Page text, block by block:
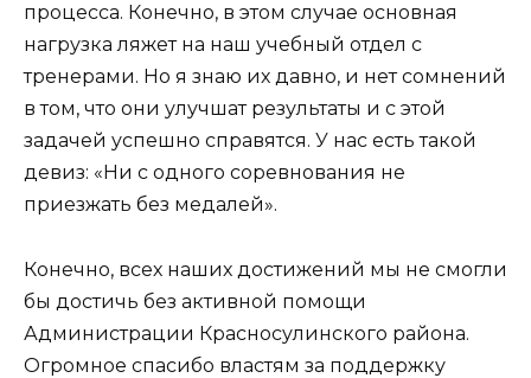
процесса. Конечно, в этом случае основная
нагрузка ляжет на наш учебный отдел с
тренерами. Но я знаю их давно, и нет сомнений
в том, что они улучшат результаты и с этой
задачей успешно справятся. У нас есть такой
девиз: «Ни с одного соревнования не
приезжать без медалей».
Конечно, всех наших достижений мы не смогли
бы достичь без активной помощи
Администрации Красносулинского района.
Огромное спасибо властям за поддержку